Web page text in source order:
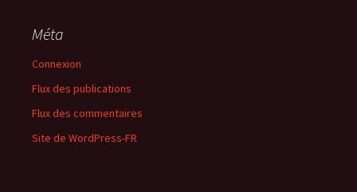
Méta
Connexion
Flux des publications
Flux des commentaires
Site de WordPress-FR